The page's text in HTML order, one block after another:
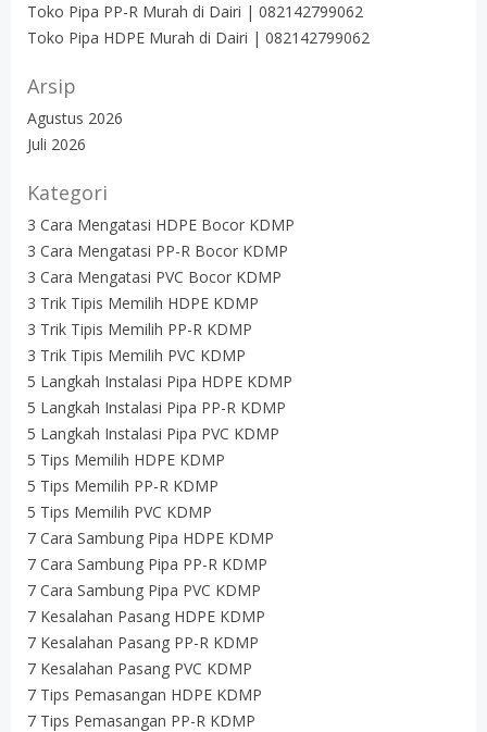
Toko Pipa PP-R Murah di Dairi | 082142799062
Toko Pipa HDPE Murah di Dairi | 082142799062
Arsip
Agustus 2026
Juli 2026
Kategori
3 Cara Mengatasi HDPE Bocor KDMP
3 Cara Mengatasi PP-R Bocor KDMP
3 Cara Mengatasi PVC Bocor KDMP
3 Trik Tipis Memilih HDPE KDMP
3 Trik Tipis Memilih PP-R KDMP
3 Trik Tipis Memilih PVC KDMP
5 Langkah Instalasi Pipa HDPE KDMP
5 Langkah Instalasi Pipa PP-R KDMP
5 Langkah Instalasi Pipa PVC KDMP
5 Tips Memilih HDPE KDMP
5 Tips Memilih PP-R KDMP
5 Tips Memilih PVC KDMP
7 Cara Sambung Pipa HDPE KDMP
7 Cara Sambung Pipa PP-R KDMP
7 Cara Sambung Pipa PVC KDMP
7 Kesalahan Pasang HDPE KDMP
7 Kesalahan Pasang PP-R KDMP
7 Kesalahan Pasang PVC KDMP
7 Tips Pemasangan HDPE KDMP
7 Tips Pemasangan PP-R KDMP